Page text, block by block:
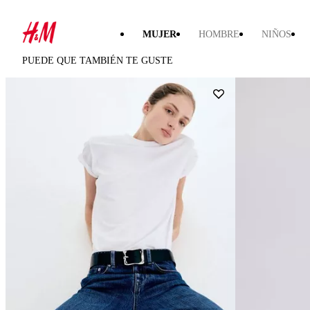
MUJER HOMBRE NIÑOS
PUEDE QUE TAMBIÉN TE GUSTE